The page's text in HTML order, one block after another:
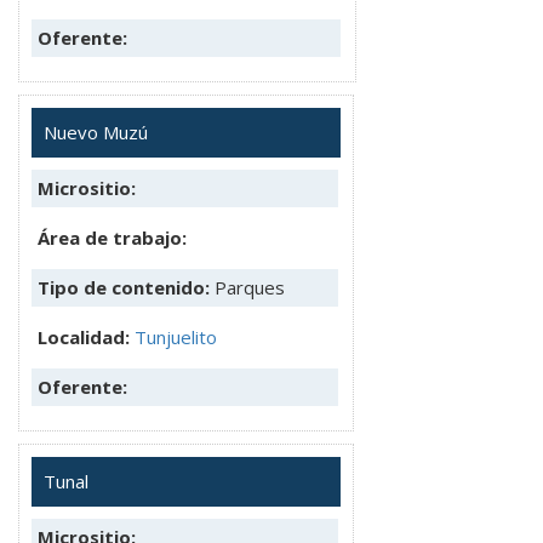
Oferente:
Nuevo Muzú
Micrositio:
Área de trabajo:
Tipo de contenido: Parques
Localidad: Tunjuelito
Oferente:
Tunal
Micrositio: